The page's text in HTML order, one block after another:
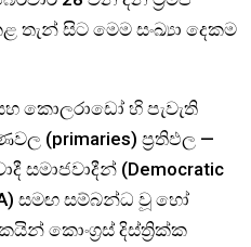
සිට මෙම සංඛ්‍යා දෙකම
කොලරාඩෝ හි පැවැති
(primaries) ප්‍රතිඵල —
සමාජවාදීන් (Democratic
සමඟ සම්බන්ධ වූ හෝ
කොංග්‍රස් දිස්ත්‍රික්ක